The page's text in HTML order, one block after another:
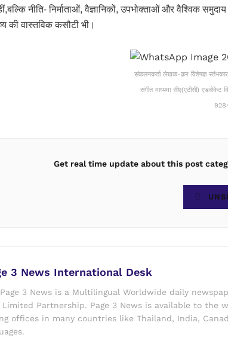
नीति- निर्माताओं, वैज्ञानिकों, उपभोक्ताओं और वैश्विक
की वास्तविक कसौटी भी।
संकलनकर्ता लेखक-क़र विशेषज्ञ
संगीत माध्यमा सीए(एटीसी) एडवोकेट
Get real time update about this post
3 News International Desk
3 News is a Multilingual Worldwide daily
Limited Partnership. Page 3 News is available to
offices in many countries like Thailand, India,